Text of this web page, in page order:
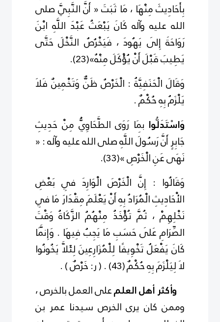
بِأَحَادِيثَ مِنْهَا ، مَا ثَبَتَ « أَنَّ النَّبِيَّ صلى
الله عليه وآله كَانَ يَبْعَثُ عَبْدَ اللَّهِ ابْنَ
رَوَاحَةَ إِلَى يَهُودَ ، فَيَخْرُصُ النَّخْلَ حَتَّى
يَطِيبَ قَبْلَ أَنْ يُؤْكَلَ مِنْهُ»(
23
)
.
وَقَالَ الْحَنَفِيَّةُ : الْخَرْصُ ظَنٌّ وَتَخْمِينٌ فَلاَ
يَلْزَمُ بِهِ حُكْمٌ .
وَاسْتَدَلُّوا بِمَا رَوَى الطَّحَاوِيُّ مِنْ حَدِيثِ
جَابِرٍ أَنَّ رَسُولَ اللَّهِ صلى الله عليه وآله : «
نَهَى عَنِ الْخَرْصِ »(
33
)
.
وَقَالُوا : إِنَّ الْخَرْصَ الْوَارِدَ فِي بَعْضِ
الأْحَادِيثِ الْمُرَادُ بِهِ أَنْ يَعْلَمَ مِقْدَارَ مَا فِي
نَخْلِهِمْ ، ثُمَّ تُؤْخَذُ مِنْهُمُ الزَّكَاةُ وَقْتَ
الصِّرَامِ عَلَى حَسَبِ مَا يَجِبُ فِيهَا . وَإِنَّمَا
كَانَ يَفْعَلُ تَخْوِيفًا لِلْمُزَارِعِينَ لِئَلاَّ يَخُونُوا
لاَ لِيَلْزَمَ بِهِ حُكْمٌ(
43
) . ( ر: خَرْصٌ ) .
وأكثر أهل العلمعلى العمل بالخرص ،
وممن كان يرى الخرص سيدنا عمر بن